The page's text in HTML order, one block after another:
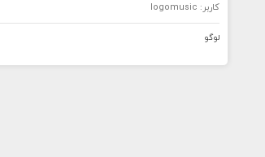
کاربر: logomusic
لوگو